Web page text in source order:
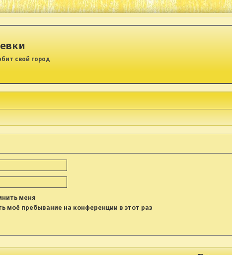
свой город
меня
моё пребывание на конференции в этот раз